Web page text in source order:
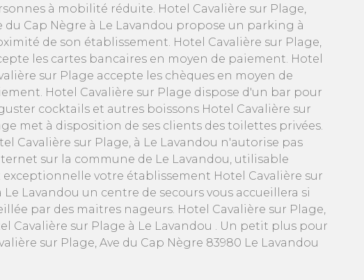
à mobilité réduite. Hotel Cavalière sur Plage,
du Cap Nègre à Le Lavandou propose un parking à
de son établissement. Hotel Cavalière sur Plage,
les cartes bancaires en moyen de paiement. Hotel
sur Plage accepte les chèques en moyen de
Hotel Cavalière sur Plage dispose d'un bar pour
cocktails et autres boissons Hotel Cavalière sur
met à disposition de ses clients des toilettes privées.
Cavalière sur Plage, à Le Lavandou n'autorise pas
sur la commune de Le Lavandou, utilisable
votre établissement Hotel Cavalière sur
Lavandou un centre de secours vous accueillera si
par des maitres nageurs. Hotel Cavalière sur Plage,
Cavalière sur Plage à Le Lavandou . Un petit plus pour
sur Plage, Ave du Cap Nègre 83980 Le Lavandou